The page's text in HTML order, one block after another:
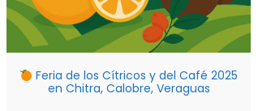
Feria de los Cítricos y del Café 2025
en Chitra, Calobre, Veraguas